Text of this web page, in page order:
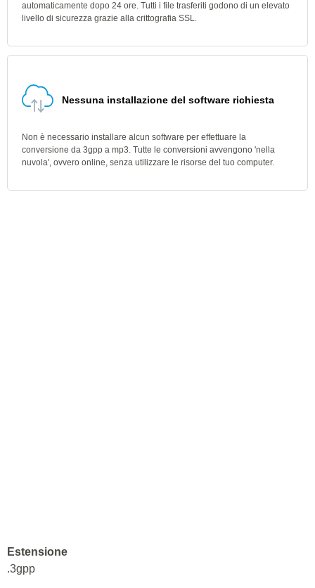
automaticamente dopo 24 ore. Tutti i file trasferiti godono di un elevato
livello di sicurezza grazie alla crittografia SSL.
Nessuna installazione del software richiesta
Non è necessario installare alcun software per effettuare la
conversione da 3gpp a mp3. Tutte le conversioni avvengono 'nella
nuvola', ovvero online, senza utilizzare le risorse del tuo computer.
Estensione
.3gpp